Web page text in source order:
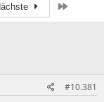
#10.381